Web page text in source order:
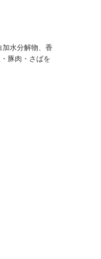
水分解物、香
豚肉・さばを